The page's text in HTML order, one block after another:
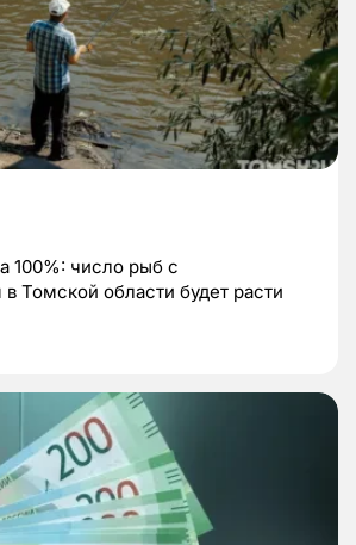
100%: число рыб с
Томской области будет расти